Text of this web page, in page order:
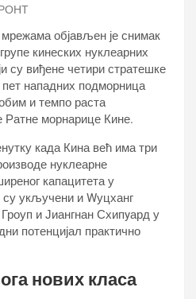
објављен је снимак
кинеских нуклеарних
су виђене четири стратешке
нападних подморница
и темпо раста
Ратне морнарице Кине.
када Кина већ има три
нуклеарне
капацитета у
укључени и Wуцханг
и Јиангнан Схипyард у
потенцијал практично
нових класа